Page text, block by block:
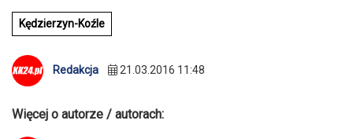
Kędzierzyn-Koźle
Redakcja 21.03.2016 11:48
Więcej o autorze / autorach: